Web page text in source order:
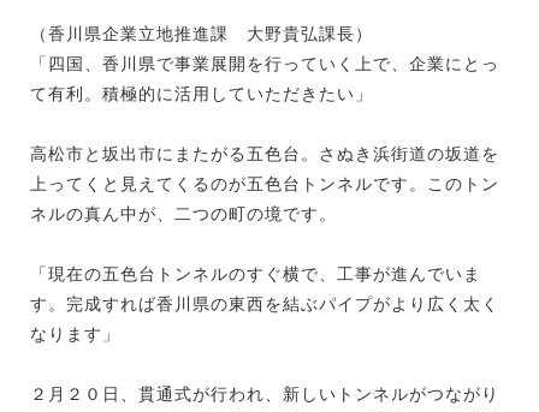
（香川県企業立地推進課 大野貴弘課長）
「四国、香川県で事業展開を行っていく上で、企業にとっ
て有利。積極的に活用していただきたい」
高松市と坂出市にまたがる五色台。さぬき浜街道の坂道を
上ってくと見えてくるのが五色台トンネルです。このトン
ネルの真ん中が、二つの町の境です。
「現在の五色台トンネルのすぐ横で、工事が進んでいま
す。完成すれば香川県の東西を結ぶパイプがより広く太く
なります」
２月２０日、貫通式が行われ、新しいトンネルがつながり